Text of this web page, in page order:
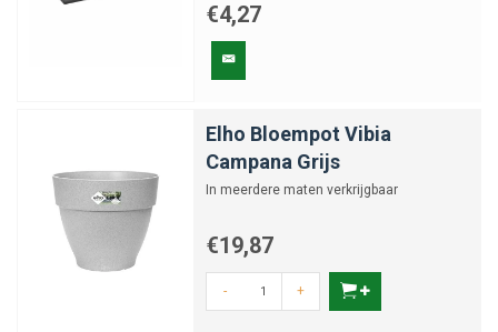
€4,27
Elho Bloempot Vibia
Campana Grijs
In meerdere maten verkrijgbaar
€19,87
- +